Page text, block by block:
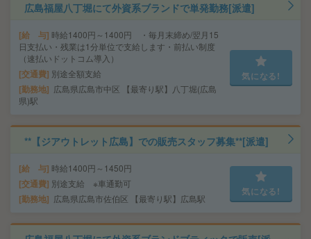
広島福屋八丁堀にて外資系ブランドで単発勤務[派遣]
給 与 時給1400円～1400円 ・毎月末締め/翌月15
日支払い・残業は1分単位で支給します・前払い制度
（速払いドットコム導入）
交通費 別途全額支給
勤務地
広島県広島市中区 【最寄り駅】八丁堀(広島
県)駅
気になる!
**【ジアウトレット広島】での販売スタッフ募集**[派遣]
給 与 時給1400円～1450円
交通費 別途支給 ※車通勤可
勤務地 広島県広島市佐伯区 【最寄り駅】広島駅
気になる!